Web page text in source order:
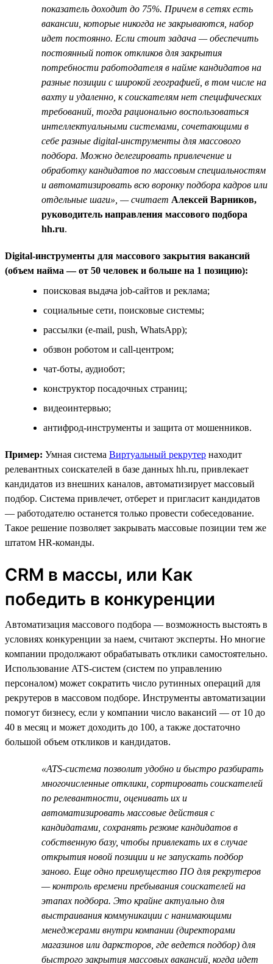
показатель доходит до 75%. Причем в сетях есть
вакансии, которые никогда не закрываются, набор
идет постоянно. Если стоит задача — обеспечить
постоянный поток откликов для закрытия
потребности работодателя в найме кандидатов на
разные позиции с широкой географией, в том числе на
вахту и удаленно, к соискателям нет специфических
требований, тогда рационально воспользоваться
интеллектуальными системами, сочетающими в
себе разные digital-инструменты для массового
подбора. Можно делегировать привлечение и
обработку кандидатов по массовым специальностям
и автоматизировать всю воронку подбора кадров или
отдельные шаги», — считает Алексей Варников,
руководитель направления массового подбора
hh.ru.
Digital-инструменты для массового закрытия вакансий
(объем найма — от 50 человек и больше на 1 позицию):
поисковая выдача job-сайтов и реклама;
социальные сети, поисковые системы;
рассылки (e-mail, push, WhatsApp);
обзвон роботом и call-центром;
чат-боты, аудиобот;
конструктор посадочных страниц;
видеоинтервью;
антифрод-инструменты и защита от мошенников.
Пример: Умная система Виртуальный рекрутер находит
релевантных соискателей в базе данных hh.ru, привлекает
кандидатов из внешних каналов, автоматизирует массовый
подбор. Система привлечет, отберет и пригласит кандидатов
— работодателю останется только провести собеседование.
Такое решение позволяет закрывать массовые позиции тем же
штатом HR-команды.
CRM в массы, или Как
победить в конкуренции
Автоматизация массового подбора — возможность выстоять в
условиях конкуренции за наем, считают эксперты. Но многие
компании продолжают обрабатывать отклики самостоятельно.
Использование ATS-систем (систем по управлению
персоналом) может сократить число рутинных операций для
рекрутеров в массовом подборе. Инструменты автоматизации
помогут бизнесу, если у компании число вакансий — от 10 до
40 в месяц и может доходить до 100, а также достаточно
большой объем откликов и кандидатов.
«ATS-система позволит удобно и быстро разбирать
многочисленные отклики, сортировать соискателей
по релевантности, оценивать их и
автоматизировать массовые действия с
кандидатами, сохранять резюме кандидатов в
собственную базу, чтобы привлекать их в случае
открытия новой позиции и не запускать подбор
заново. Еще одно преимущество ПО для рекрутеров
— контроль времени пребывания соискателей на
этапах подбора. Это крайне актуально для
выстраивания коммуникации с нанимающими
менеджерами внутри компании (директорами
магазинов или дарксторов, где ведется подбор) для
быстрого закрытия массовых вакансий, когда идет